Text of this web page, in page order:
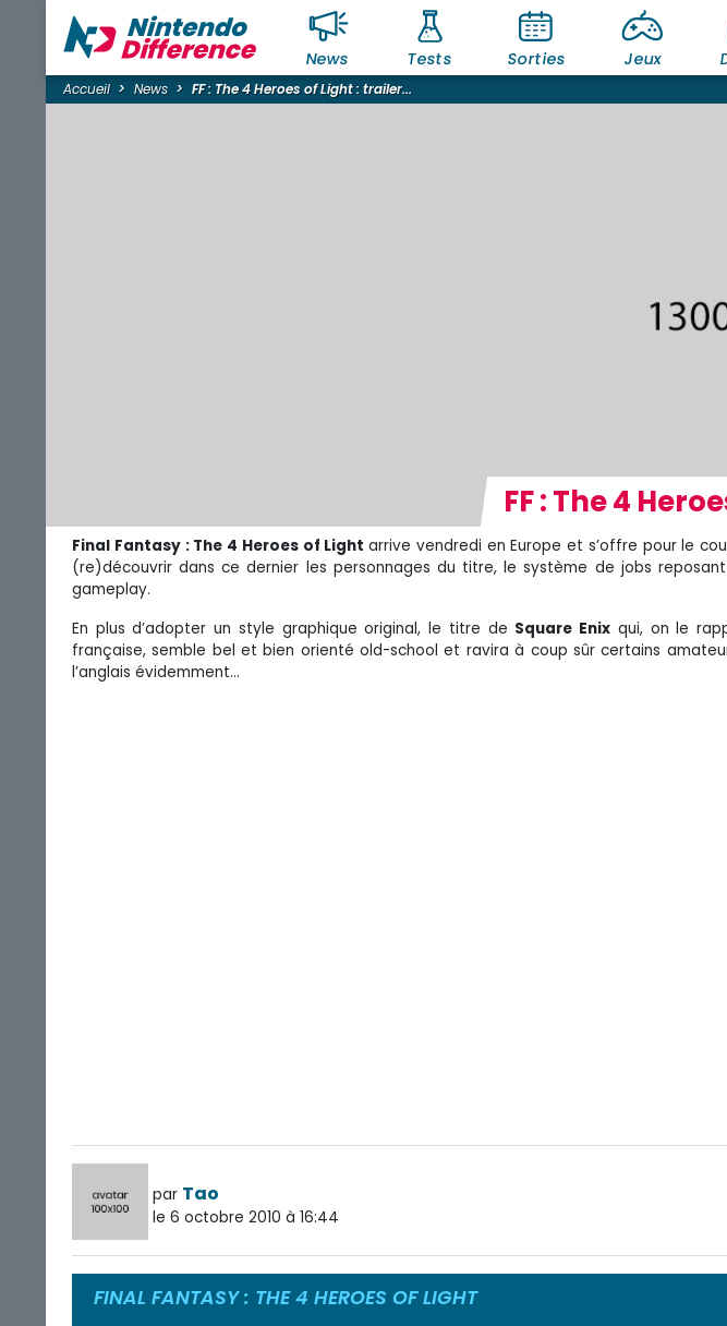
News Tests Sorties Jeux
Accueil News FF : The 4 Heroes of Light : trailer...
FF : The 4
Final Fantasy : The 4 Heroes of Light arrive vendredi en Europe et s’offre pour le
(re)découvrir dans ce dernier les personnages du titre, le système de jobs
gameplay.
En plus d’adopter un style graphique original, le titre de Square Enix qui, on le
française, semble bel et bien orienté old-school et ravira à coup sûr certains
l’anglais évidemment…
par Tao
le 6 octobre 2010 à 16:44
FINAL FANTASY : THE 4 HEROES OF LIGHT